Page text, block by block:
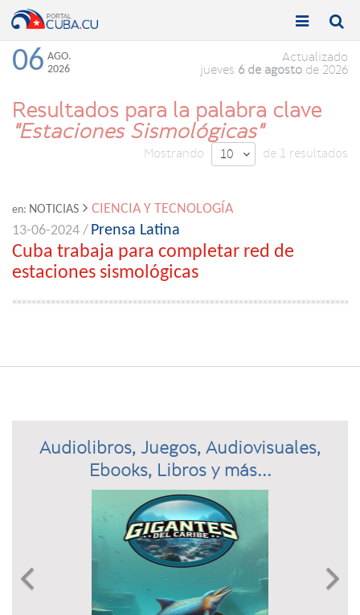
Toggle

Toggle

06 AGO.
2026
Actualizado
jueves 6 de agosto de 2026
Resultados para la palabra clave
"Estaciones Sismológicas"
Mostrando 10  de 1 resultados
en: NOTICIAS
CIENCIA Y TECNOLOGÍA
13-06-2024 / Prensa Latina
Cuba trabaja para completar red de
estaciones sismológicas
Audiolibros, Juegos, Audiovisuales,
Ebooks, Libros y más...
Previous 